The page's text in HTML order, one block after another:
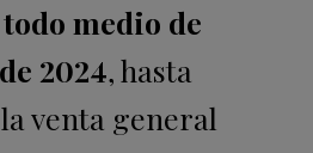
medio de
2024, hasta
venta general